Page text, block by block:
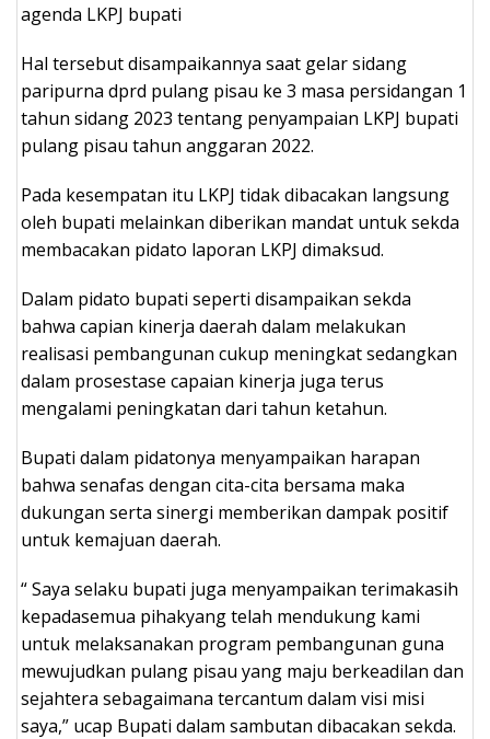
agenda LKPJ bupati
Hal tersebut disampaikannya saat gelar sidang
paripurna dprd pulang pisau ke 3 masa persidangan 1
tahun sidang 2023 tentang penyampaian LKPJ bupati
pulang pisau tahun anggaran 2022.
Pada kesempatan itu LKPJ tidak dibacakan langsung
oleh bupati melainkan diberikan mandat untuk sekda
membacakan pidato laporan LKPJ dimaksud.
Dalam pidato bupati seperti disampaikan sekda
bahwa capian kinerja daerah dalam melakukan
realisasi pembangunan cukup meningkat sedangkan
dalam prosestase capaian kinerja juga terus
mengalami peningkatan dari tahun ketahun.
Bupati dalam pidatonya menyampaikan harapan
bahwa senafas dengan cita-cita bersama maka
dukungan serta sinergi memberikan dampak positif
untuk kemajuan daerah.
“ Saya selaku bupati juga menyampaikan terimakasih
kepadasemua pihakyang telah mendukung kami
untuk melaksanakan program pembangunan guna
mewujudkan pulang pisau yang maju berkeadilan dan
sejahtera sebagaimana tercantum dalam visi misi
saya,” ucap Bupati dalam sambutan dibacakan sekda.